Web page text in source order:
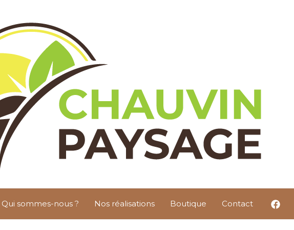
Qui sommes-nous ? Nos réalisations Boutique Contact